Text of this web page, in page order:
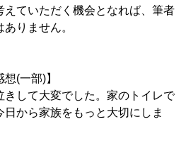
えていただく機会となれば、筆者
りません。
(一部)】
きして大変でした。家のトイレで
から家族をもっと大切にしま